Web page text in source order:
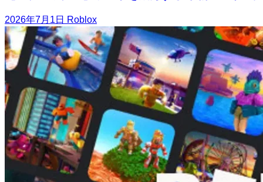
2026年7月1日 Roblox